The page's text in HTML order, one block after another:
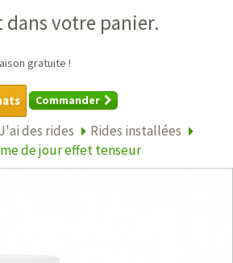
votre panier.
gratuite !
Commander
J'ai des rides
Rides installées
de jour effet tenseur